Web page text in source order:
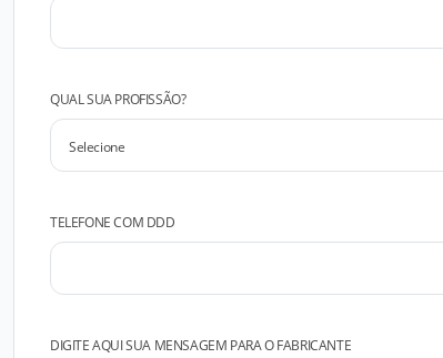
QUAL SUA PROFISSÃO?
TELEFONE COM DDD
DIGITE AQUI SUA MENSAGEM PARA O FABRICANTE